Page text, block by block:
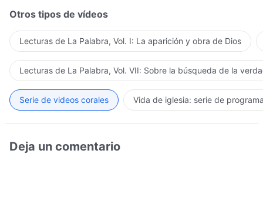
Otros tipos de vídeos
Lecturas de La Palabra, Vol. I: La aparición y obra de Dios
Lecturas de La Palabra, Vol. VII: Sobre la búsqueda de la
Serie de videos corales Vida de iglesia: serie de
Deja un comentario